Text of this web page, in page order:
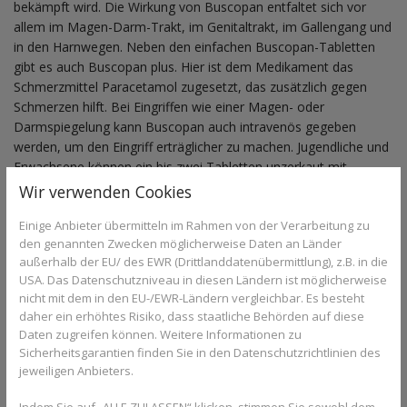
bekämpft wird. Die Wirkung von Buscopan entfaltet sich vor
allem im Magen-Darm-Trakt, im Genitaltrakt, im Gallengang und
in den Harnwegen. Neben den einfachen Buscopan-Tabletten
gibt es auch Buscopan plus. Hier ist dem Medikament das
Schmerzmittel Paracetamol zugesetzt, das zusätzlich gegen
Schmerzen hilft. Bei Eingriffen wie einer Magen- oder
Darmspiegelung kann Buscopan auch intravenös gegeben
werden, um den Eingriff erträglicher zu machen. Jugendliche und
Erwachsene können ein bis zwei Tabletten unzerkaut mit
Flüssigkeit einnehmen, insgesamt bis zu 6 Stück täglich.
Sie haben Fragen zu Buscopan oder
Medikamenten/Wirkstoffen im Allgemeinen?
Gesundheits-Experten und -Expertinnen aus Ihrer
Region beraten Sie gerne. Hier gelangen Sie zur
Expertensuche.
Wir verwenden Cookies
Einige Anbieter übermitteln im Rahmen von der Verarbeitung zu
den genannten Zwecken möglicherweise Daten an Länder
außerhalb der EU/ des EWR (Drittlanddatenübermittlung), z.B. in die
USA. Das Datenschutzniveau in diesen Ländern ist möglicherweise
nicht mit dem in den EU-/EWR-Ländern vergleichbar. Es besteht
daher ein erhöhtes Risiko, dass staatliche Behörden auf diese
Daten zugreifen können. Weitere Informationen zu
Sicherheitsgarantien finden Sie in den Datenschutzrichtlinien des
jeweiligen Anbieters.